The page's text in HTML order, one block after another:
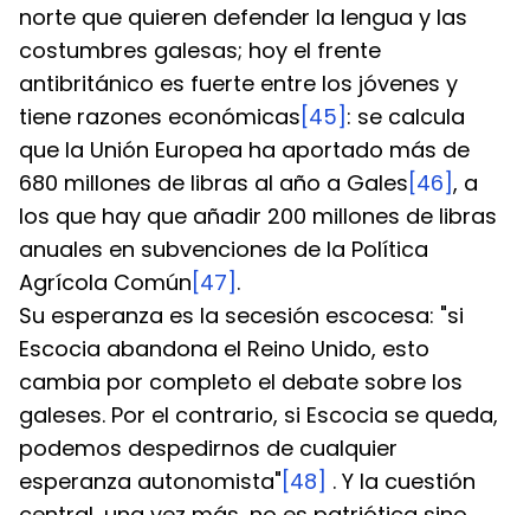
norte que quieren defender la lengua y las
costumbres galesas; hoy el frente
antibritánico es fuerte entre los jóvenes y
tiene razones económicas [45] : se calcula
que la Unión Europea ha aportado más de
680 millones de libras al año a Gales [46], a
los que hay que añadir 200 millones de libras
anuales en subvenciones de la Política
Agrícola Común [47] .
Su esperanza es la secesión escocesa: "si
Escocia abandona el Reino Unido, esto
cambia por completo el debate sobre los
galeses. Por el contrario, si Escocia se queda,
podemos despedirnos de cualquier
esperanza autonomista" [48] . Y la cuestión